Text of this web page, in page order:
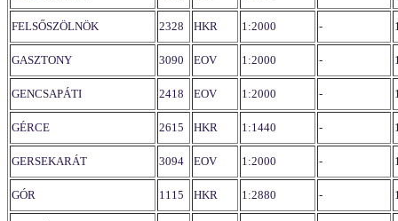
FELSŐSZÖLNÖK 2328 HKR 1:2000 -
GASZTONY 3090 EOV 1:2000 -
GENCSAPÁTI 2418 EOV 1:2000 -
GÉRCE 2615 HKR 1:1440 -
GERSEKARÁT 3094 EOV 1:2000 -
GÓR 1115 HKR 1:2880 -